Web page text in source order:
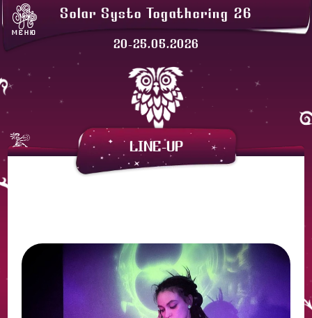
МЕНЮ
Solar Systo Togathering 26
20-25.05.2026
СОЛАРХЕЙМ
ЛАВКИ
LINE-UP